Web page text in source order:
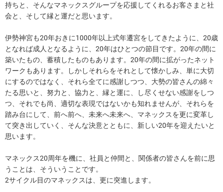
持ちと、そんなマネックスグループを応援してくれるお客さまと社
会と、そして縁と運だと思います。
伊勢神宮も20年おきに1000年以上式年遷宮をしてきたように、20歳
となれば成人となるように、20年はひとつの節目です。20年の間に
築いたもの、蓄積したものもあります。20年の間に拡がったネット
ワークもあります。しかしそれらをそれとして懐かしみ、単に大切
にするのではなく、それら全てに感謝しつつ、大勢の皆さんの綿々
たる思いと、努力と、協力と、縁と運に、し尽くせない感謝をしつ
つ、それでも尚、適切な表現ではないかも知れませんが、それらを
踏み台にして、前へ前へ、未来へ未来へ、マネックスを更に変革し
て突き出していく、そんな決意とともに、新しい20年を迎えたいと
思います。
マネックス20周年を機に、社員と仲間と、関係者の皆さんを前に思
うことは、そういうことです。
2サイクル目のマネックスは、更に突進します。